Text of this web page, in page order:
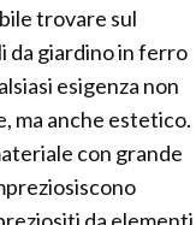
trovare sul
da giardino in ferro
esigenza non
ma anche estetico.
con grande